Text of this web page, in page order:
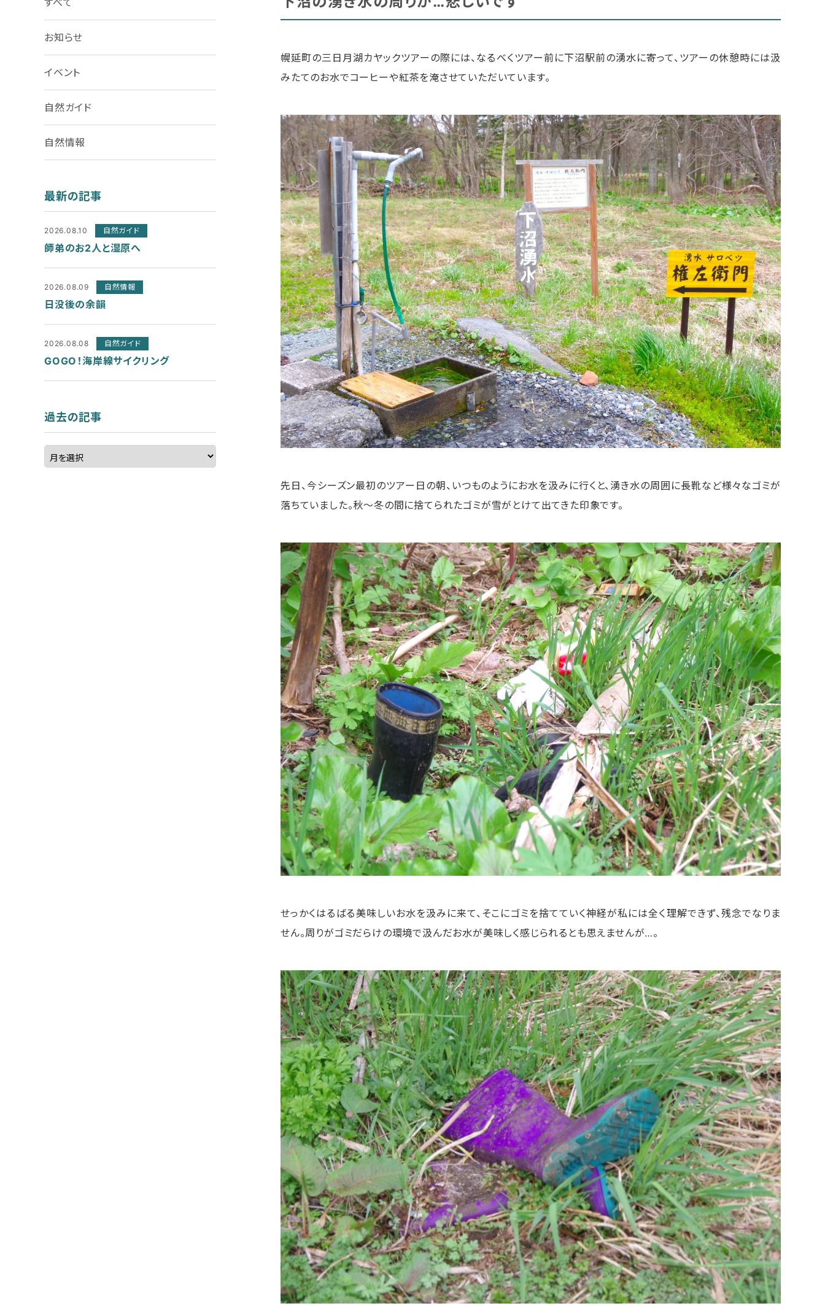
幌延町の三日月湖カヤックツアーの際には、なるべくツアー前に下沼駅前の湧水に寄って、ツアーの休憩時には汲
みたてのお水でコーヒーや紅茶を淹させていただいています。
先日、今シーズン最初のツアー日の朝、いつものようにお水を汲みに行くと、湧き水の周囲に長靴など様々なゴミが
落ちていました。秋～冬の間に捨てられたゴミが雪がとけて出てきた印象です。
せっかくはるばる美味しいお水を汲みに来て、そこにゴミを捨てていく神経が私には全く理解できず、残念でなりま
せん。周りがゴミだらけの環境で汲んだお水が美味しく感じられるとも思えませんが…。
すべて
お知らせ
イベント
自然ガイド
自然情報
最新の記事
2026.08.10 自然ガイド
師弟のお2人と湿原へ
2026.08.09 自然情報
日没後の余韻
2026.08.08 自然ガイド
GOGO！海岸線サイクリング
過去の記事